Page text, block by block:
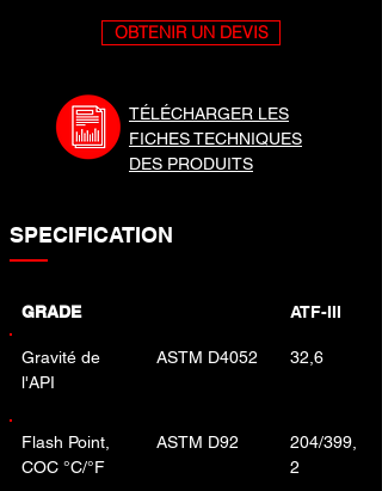
OBTENIR UN DEVIS
TÉLÉCHARGER LES
FICHES TECHNIQUES
DES PRODUITS
SPECIFICATION
GRADE ATF-III
Gravité de
l'API
ASTM D4052 32,6
Flash Point,
COC °C/°F
ASTM D92
204/399,
2